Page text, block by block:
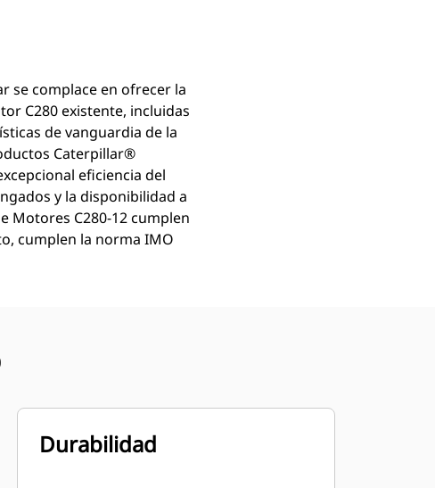
se complace en ofrecer la
C280 existente, incluidas
de vanguardia de la
Caterpillar®
eficiencia del
y la disponibilidad a
Motores C280-12 cumplen
cumplen la norma IMO
Durabilidad